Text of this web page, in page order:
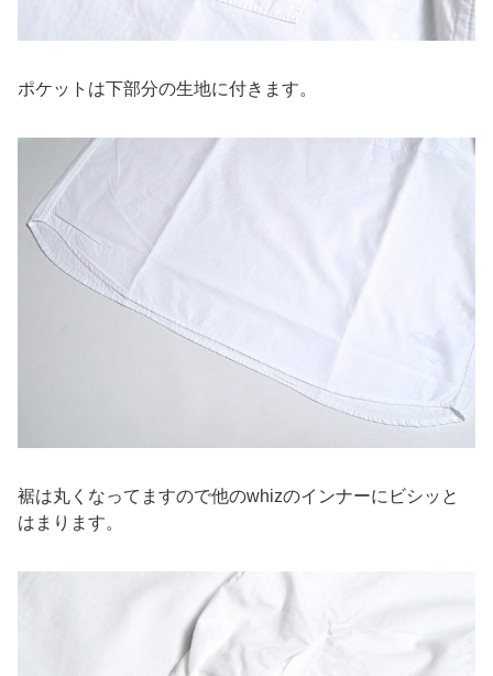
ポケットは下部分の生地に付きます。
裾は丸くなってますので他のwhizのインナーにビシッと
はまります。